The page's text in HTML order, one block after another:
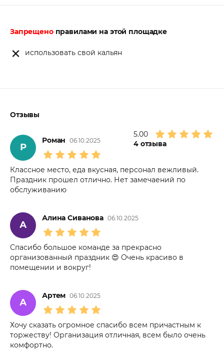
Запрещеноправилами на этой площадке
использовать свой кальян
Отзывы
5.00
4отзыва
Р
Роман 06.10.2025
Классное место, еда вкусная, персонал вежливый.
Праздник прошел отлично. Нет замечаений по
обслуживанию
А
Алина Сиванова 06.10.2025
Спасибо большое команде за прекрасно
организованный праздник 😍 Очень красиво в
помещении и вокруг!
А
Артем 06.10.2025
Хочу сказать огромное спасибо всем причастным к
торжеству! Организация отличная, всем было очень
комфортно.